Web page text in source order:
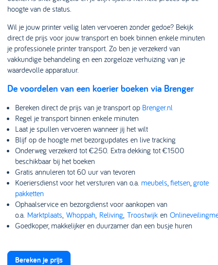
hoogte van de status.
Wil je jouw printer veilig laten vervoeren zonder gedoe? Bekijk
direct de prijs voor jouw transport en boek binnen enkele minuten
je professionele printer transport. Zo ben je verzekerd van
vakkundige behandeling en een zorgeloze verhuizing van je
waardevolle apparatuur.
De voordelen van een koerier boeken via Brenger
Bereken direct de prijs van je transport op Brenger.nl
Regel je transport binnen enkele minuten
Laat je spullen vervoeren wanneer jij het wilt
Blijf op de hoogte met bezorgupdates en live tracking
Onderweg verzekerd tot €250. Extra dekking tot €1500
beschikbaar bij het boeken
Gratis annuleren tot 60 uur van tevoren
Koeriersdienst voor het versturen van o.a. meubels, fietsen, grote
pakketten
Ophaalservice en bezorgdienst voor aankopen van
o.a. Marktplaats, Whoppah, Reliving, Troostwijk en
Goedkoper, makkelijker en duurzamer dan een busje huren
Bereken je prijs